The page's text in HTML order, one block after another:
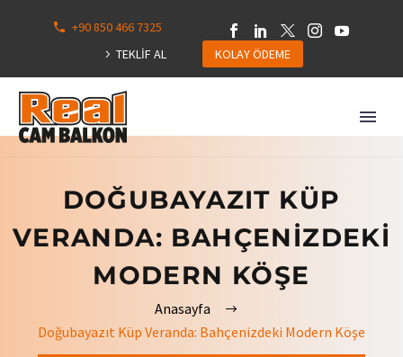
+90 850 466 7325
TEKLİF AL
KOLAY ÖDEME
DOĞUBAYAZIT KÜP
VERANDA: BAHÇENIZDEKI
MODERN KÖŞE
Anasayfa
Doğubayazıt Küp Veranda: Bahçenizdeki Modern Köşe
113
Hepsini
Göster